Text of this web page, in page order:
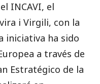
INCAVI, el
i Virgili, con la
iniciativa ha sido
a través de
Estratégico de la